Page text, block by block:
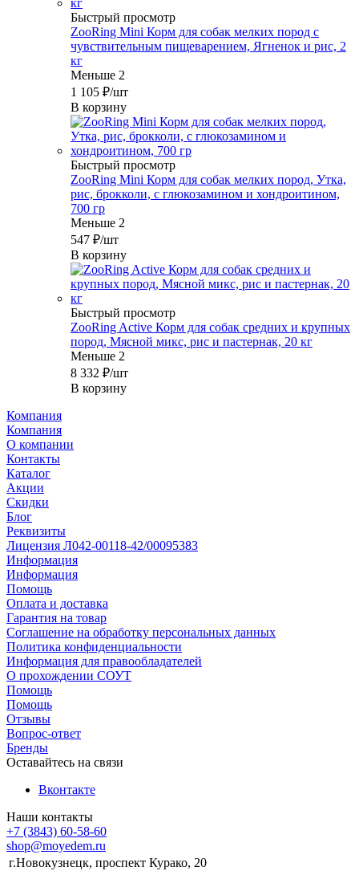
Быстрый просмотр
ZooRing Mini Корм для собак мелких пород с
чувствительным пищеварением, Ягненок и рис, 2
кг
Меньше 2
1 105 ₽/шт
В корзину
Быстрый просмотр
ZooRing Mini Корм для собак мелких пород, Утка,
рис, брокколи, с глюкозамином и хондроитином,
700 гр
Меньше 2
547 ₽/шт
В корзину
Быстрый просмотр
ZooRing Active Корм для собак средних и крупных
пород, Мясной микс, рис и пастернак, 20 кг
Меньше 2
8 332 ₽/шт
В корзину
Компания
Компания
О компании
Контакты
Каталог
Акции
Скидки
Блог
Реквизиты
Лицензия Л042-00118-42/00095383
Информация
Информация
Помощь
Оплата и доставка
Гарантия на товар
Соглашение на обработку персональных данных
Политика конфиденциальности
Информация для правообладателей
О прохождении СОУТ
Помощь
Помощь
Отзывы
Вопрос-ответ
Бренды
Оставайтесь на связи
Вконтакте
Наши контакты
+7 (3843) 60-58-60
shop@moyedem.ru
г.Новокузнецк, проспект Курако, 20